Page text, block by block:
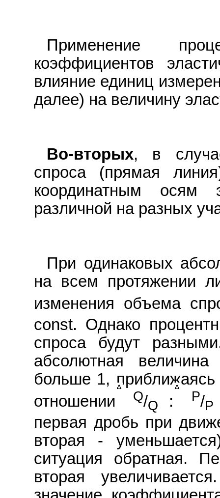
Применение
коэффициентов
влияние единиц
далее) на величину
Во-вторых, в
спроса (прямая
координатным осям
различной на разных
При одинаковых
на всем протяжении
изменения объема
const. Однако
спроса будут
абсолютная величина
больше 1, приближаясь
отношении
Q/Q : P/P
первая дробь при
вторая -
ситуация обратная.
вторая